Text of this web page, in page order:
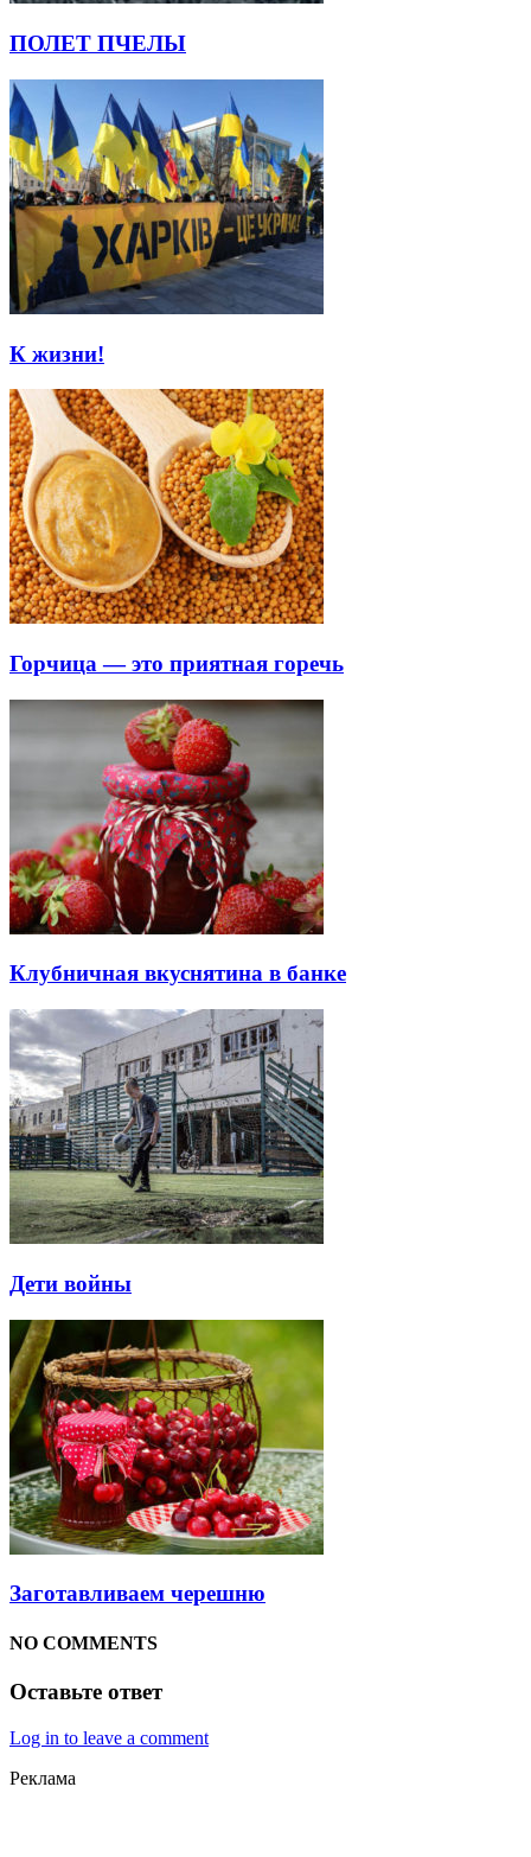
ПОЛЕТ ПЧЕЛЫ
К жизни!
Горчица — это приятная горечь
Клубничная вкуснятина в банке
Дети войны
Заготавливаем черешню
NO COMMENTS
Оставьте ответ
Log in to leave a comment
Реклама